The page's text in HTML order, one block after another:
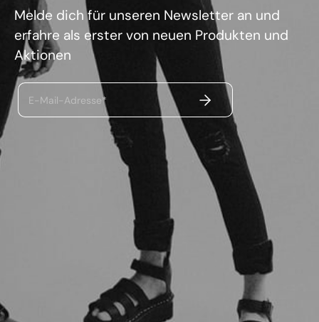
Melde dich für unseren Newsletter an und
erfahre als erster von neuen Produkten und
Aktionen
E-Mail-Adresse* ABSENDEN